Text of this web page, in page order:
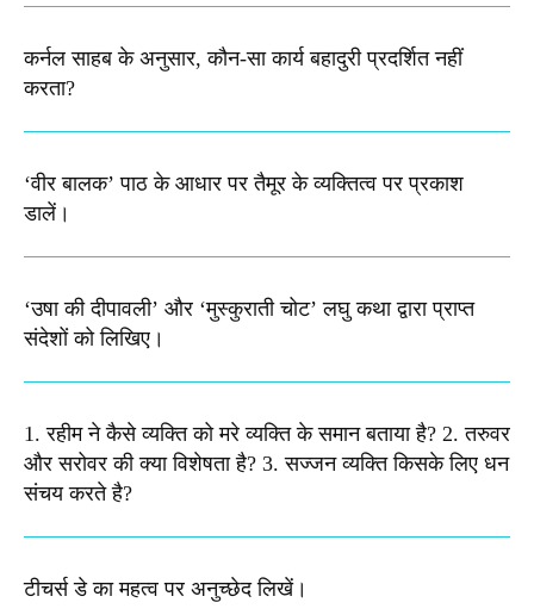
कर्नल साहब के अनुसार, कौन-सा कार्य बहादुरी प्रदर्शित नहीं
करता?
‘वीर बालक’ पाठ के आधार पर तैमूर के व्यक्तित्व पर प्रकाश
डालें।
‘उषा की दीपावली’ और ‘मुस्कुराती चोट’ लघु कथा द्वारा प्राप्त
संदेशों को लिखिए।
1. रहीम ने कैसे व्यक्ति को मरे व्यक्ति के समान बताया है? 2. तरुवर
और सरोवर की क्या विशेषता है? 3. सज्जन व्यक्ति किसके लिए धन
संचय करते है?
टीचर्स डे का महत्व पर अनुच्छेद लिखें।